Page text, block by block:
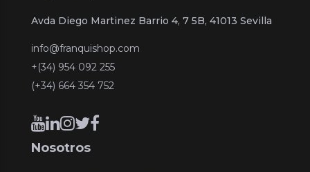
Avda Diego Martinez Barrio 4, 7 5B, 41013 Sevilla
info@franquishop.com
+(34) 954 092 255
(+34) 664 354 752
Nosotros